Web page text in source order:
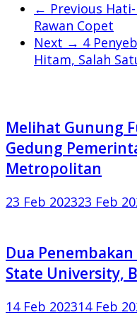
← Previous
Rawan Copet
Next → 4
Hitam, Salah
Melihat Gunung
Gedung
Metropolitan
23 Feb 202323 Feb
Dua
State University,
14 Feb 202314 Feb